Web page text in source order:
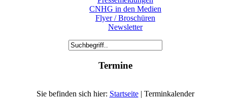
CNHG in den Medien
Flyer / Broschüren
Newsletter
Termine
Sie befinden sich hier: Startseite| Terminkalender